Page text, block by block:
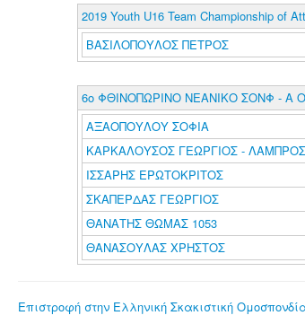
2019 Youth U16 Team Championship of
ΒΑΣΙΛΟΠΟΥΛΟΣ ΠΕΤΡΟΣ
6o ΦΘΙΝΟΠΩΡΙΝΟ ΝΕΑΝΙΚΟ ΣΟΝΦ - Α
ΑΞΑΟΠΟΥΛΟΥ ΣΟΦΙΑ
ΚΑΡΚΑΛΟΥΣΟΣ ΓΕΩΡΓΙΟΣ - ΛΑΜΠΡΟΣ
ΙΣΣΑΡΗΣ ΕΡΩΤΟΚΡΙΤΟΣ
ΣΚΑΠΕΡΔΑΣ ΓΕΩΡΓΙΟΣ
ΘΑΝΑΤΗΣ ΘΩΜΑΣ 1053
ΘΑΝΑΣΟΥΛΑΣ ΧΡΗΣΤΟΣ
Επιστροφή στην Ελληνική Σκακιστική